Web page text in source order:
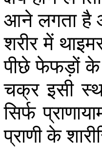
आने लगता है
शरीर में
पीछे फेफड़ों के
चक्र इसी
सिर्फ
प्राणी के